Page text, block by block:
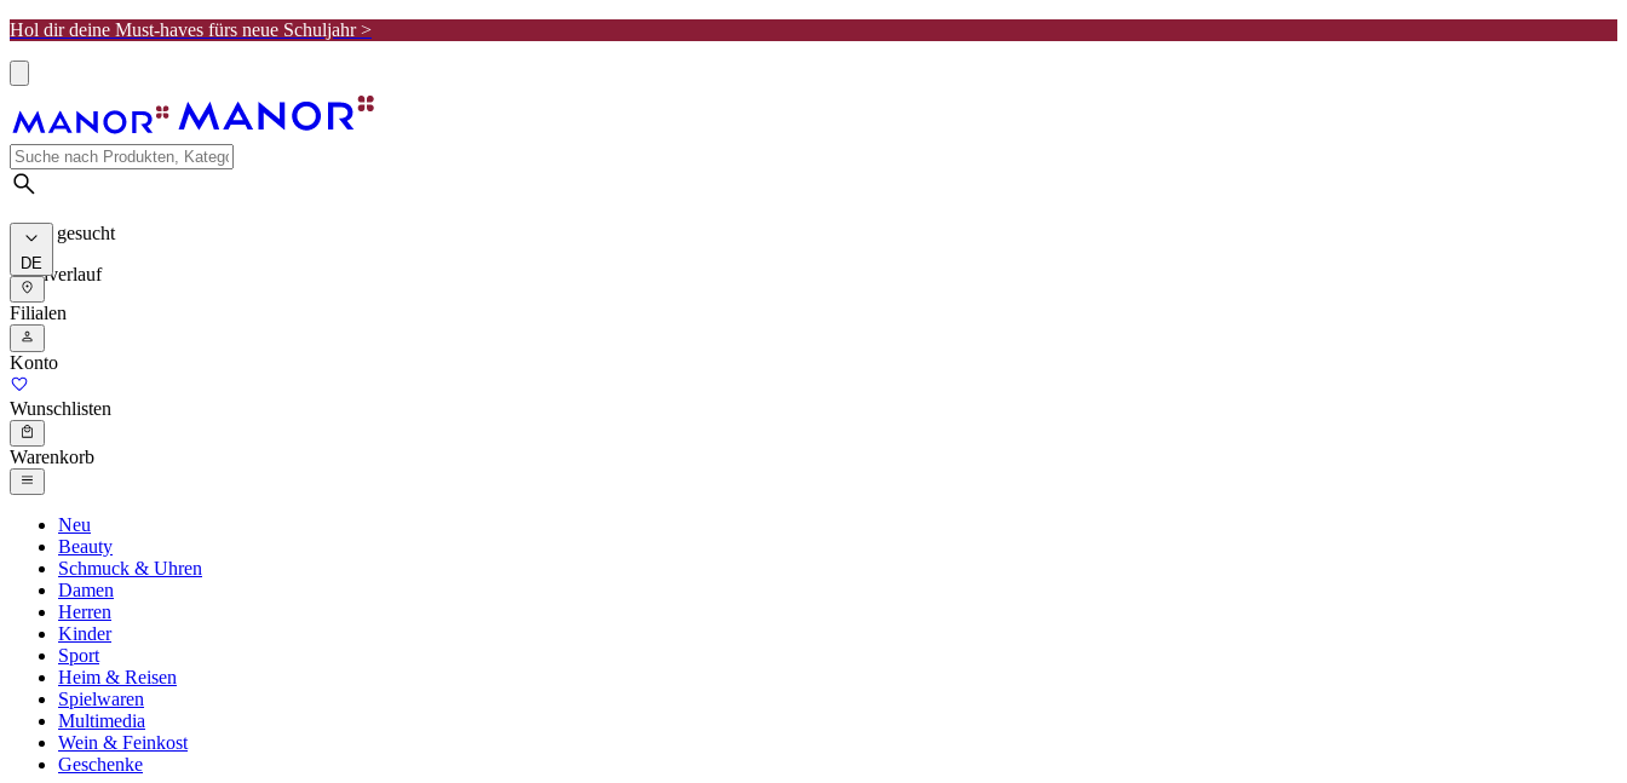
Hol dir deine Must-haves fürs neue Schuljahr >
Meist gesucht
Suchverlauf
DE
Filialen
Konto
Wunschlisten
Warenkorb
Neu
Beauty
Schmuck & Uhren
Damen
Herren
Kinder
Sport
Heim & Reisen
Spielwaren
Multimedia
Wein & Feinkost
Geschenke